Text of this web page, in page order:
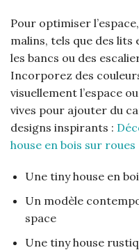
Pour optimiser
malins, tels que des lits
les bancs ou des
Incorporez des
visuellement l’espace
vives pour ajouter du
designs inspirants :
house en bois sur roues
Une tiny house en
Un modèle
space
Une tiny house